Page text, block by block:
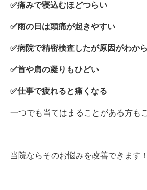
✅️痛みで寝込むほどつらい
✅️雨の日は頭痛が起きやすい
✅️病院で精密検査したが原因がわか
✅️首や肩の凝りもひどい
✅️仕事で疲れると痛くなる
一つでも当てはまることがある方も
当院ならそのお悩みを改善できます！